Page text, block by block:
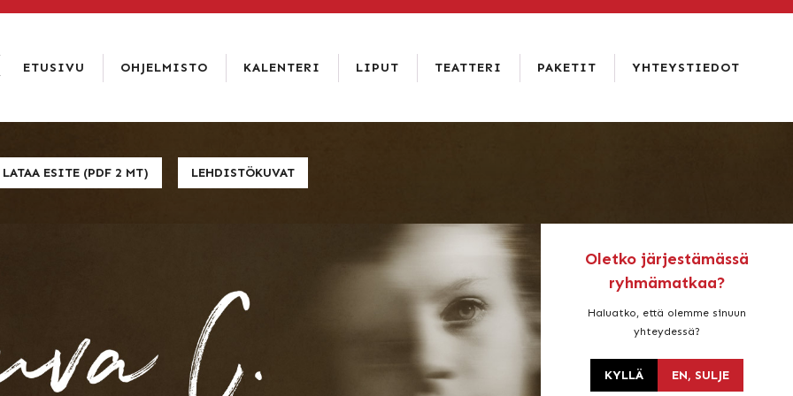
KALENTERI
PAKETIT
YHTEYSTIEDOT
ETUSIVU OHJELMISTO KALENTERI
LIPUT
TEATTERI
PAKETIT
SALI
YHTEYSTIEDOT
Oletko järjestämässä
ryhmämatkaa?
Haluatko, että olemme sinuun
yhteydessä?
KYLLÄ EN, SULJE
LATAA ESITE (PDF 2 MT) LEHDISTÖKUVAT